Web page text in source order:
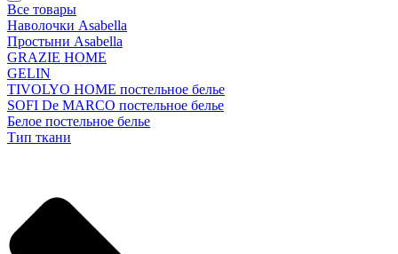
Все товары
Наволочки Asabella
Простыни Asabella
GRAZIE HOME
GELIN
TIVOLYO HOME постельное белье
SOFI De MARCO постельное белье
Белое постельное белье
Тип ткани